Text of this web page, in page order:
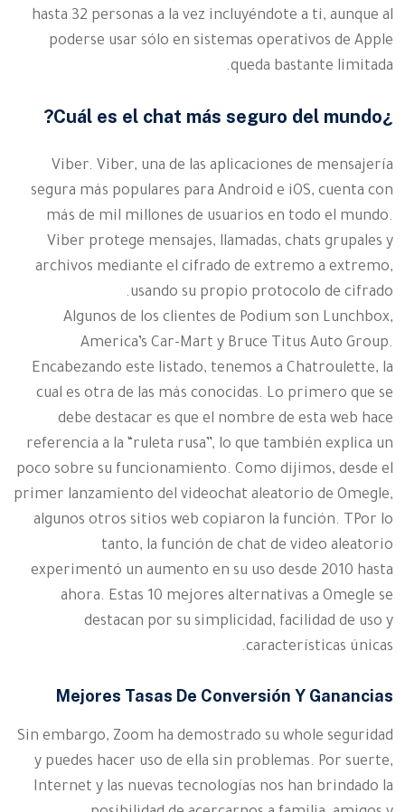
hasta 32 personas a la vez incluyéndote a ti, aunque al
poderse usar sólo en sistemas operativos de Apple
queda bastante limitada.
¿Cuál es el chat más seguro del mundo?
Viber. Viber, una de las aplicaciones de mensajería
segura más populares para Android e iOS, cuenta con
más de mil millones de usuarios en todo el mundo.
Viber protege mensajes, llamadas, chats grupales y
archivos mediante el cifrado de extremo a extremo,
usando su propio protocolo de cifrado.
Algunos de los clientes de Podium son Lunchbox,
America’s Car-Mart y Bruce Titus Auto Group.
Encabezando este listado, tenemos a Chatroulette, la
cual es otra de las más conocidas. Lo primero que se
debe destacar es que el nombre de esta web hace
referencia a la “ruleta rusa”, lo que también explica un
poco sobre su funcionamiento. Como dijimos, desde el
primer lanzamiento del videochat aleatorio de Omegle,
algunos otros sitios web copiaron la función. TPor lo
tanto, la función de chat de video aleatorio
experimentó un aumento en su uso desde 2010 hasta
ahora. Estas 10 mejores alternativas a Omegle se
destacan por su simplicidad, facilidad de uso y
características únicas.
Mejores Tasas De Conversión Y Ganancias
Sin embargo, Zoom ha demostrado su whole seguridad
y puedes hacer uso de ella sin problemas. Por suerte,
Internet y las nuevas tecnologías nos han brindado la